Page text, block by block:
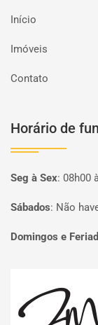
Início
Imóveis
Contato
Horário de
Seg à Sex: 08h00
Sábados: Não
Domingos e